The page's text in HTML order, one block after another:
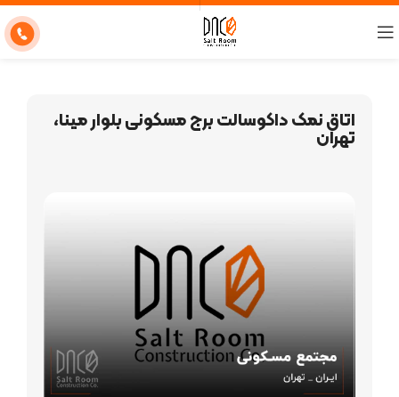
اتاق نمک داکوسالت برج مسکونی بلوار مینا،
تهران